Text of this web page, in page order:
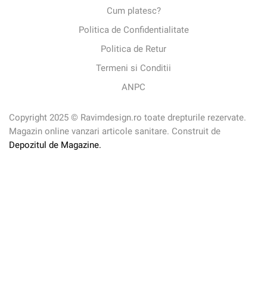
Cum platesc?
Politica de Confidentialitate
Politica de Retur
Termeni si Conditii
ANPC
Copyright 2025 © Ravimdesign.ro toate drepturile rezervate.
Magazin online vanzari articole sanitare. Construit de
Depozitul de Magazine.